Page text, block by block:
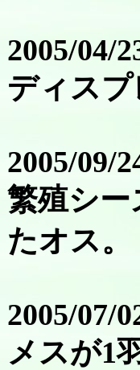
2005/04/
ディス
2005/09/
繁殖シ
たオス。
2005/07/
メスが1